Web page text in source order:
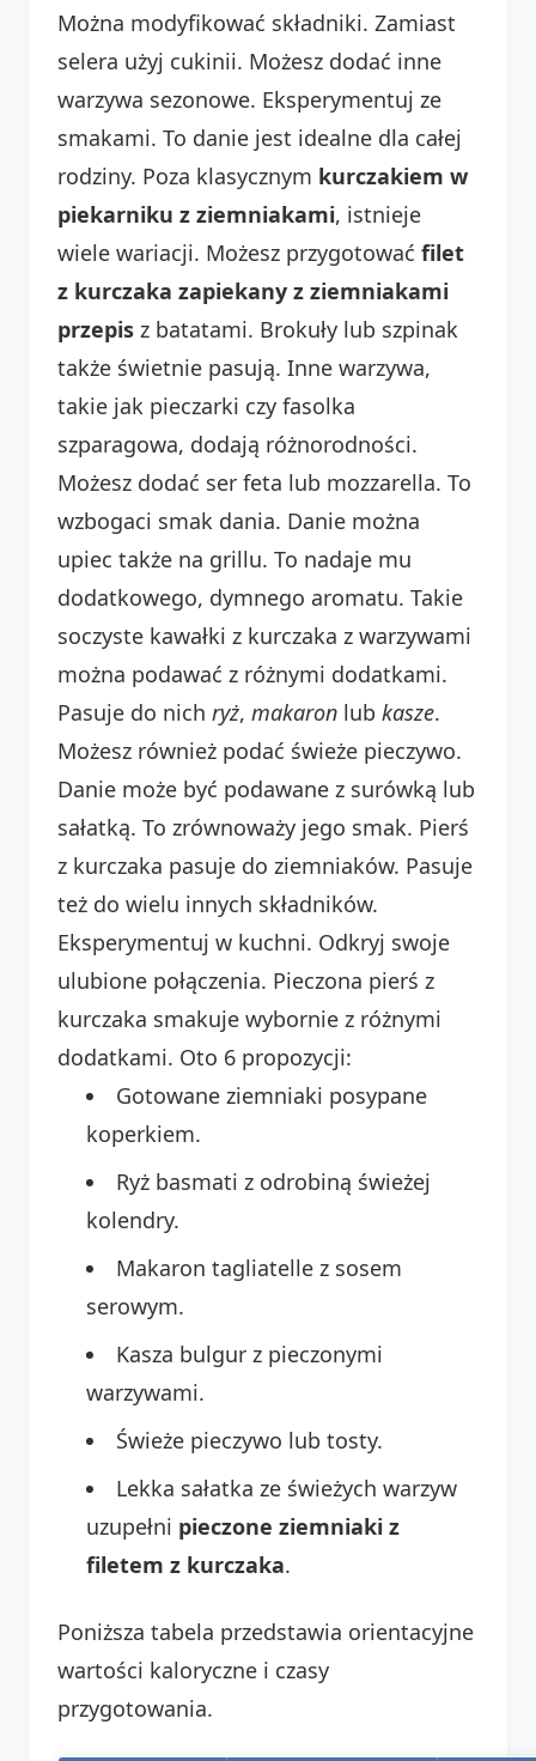
Można modyfikować składniki. Zamiast
selera użyj cukinii. Możesz dodać inne
warzywa sezonowe. Eksperymentuj ze
smakami. To danie jest idealne dla całej
rodziny. Poza klasycznym kurczakiem w
piekarniku z ziemniakami, istnieje
wiele wariacji. Możesz przygotować filet
z kurczaka zapiekany z ziemniakami
przepis z batatami. Brokuły lub szpinak
także świetnie pasują. Inne warzywa,
takie jak pieczarki czy fasolka
szparagowa, dodają różnorodności.
Możesz dodać ser feta lub mozzarella. To
wzbogaci smak dania. Danie można
upiec także na grillu. To nadaje mu
dodatkowego, dymnego aromatu. Takie
soczyste kawałki z kurczaka z warzywami
można podawać z różnymi dodatkami.
Pasuje do nich ryż, makaron lub kasze.
Możesz również podać świeże pieczywo.
Danie może być podawane z surówką lub
sałatką. To zrównoważy jego smak. Pierś
z kurczaka pasuje do ziemniaków. Pasuje
też do wielu innych składników.
Eksperymentuj w kuchni. Odkryj swoje
ulubione połączenia. Pieczona pierś z
kurczaka smakuje wybornie z różnymi
dodatkami. Oto 6 propozycji:
Gotowane ziemniaki posypane
koperkiem.
Ryż basmati z odrobiną świeżej
kolendry.
Makaron tagliatelle z sosem
serowym.
Kasza bulgur z pieczonymi
warzywami.
Świeże pieczywo lub tosty.
Lekka sałatka ze świeżych warzyw
uzupełni pieczone ziemniaki z
filetem z kurczaka.
Poniższa tabela przedstawia orientacyjne
wartości kaloryczne i czasy
przygotowania.